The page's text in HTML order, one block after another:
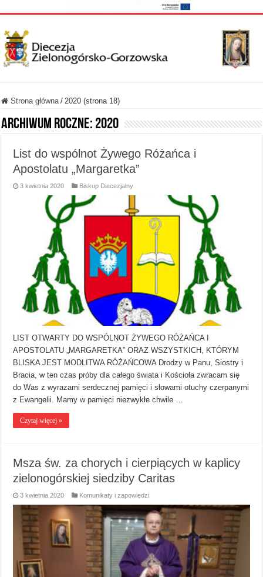
Strona główna / 2020 (strona 18)
Archiwum roczne: 2020
List do wspólnot Żywego Różańca i
Apostolatu „Margaretka”
3 kwietnia 2020 Biskup Diecezjalny
LIST OTWARTY DO WSPÓLNOT ŻYWEGO RÓŻAŃCA I
APOSTOLATU „MARGARETKA” ORAZ WSZYSTKICH, KTÓRYM
BLISKA JEST MODLITWA RÓŻAŃCOWA Drodzy w Panu, Siostry i
Bracia, w ten czas próby dla całego świata i Kościoła zwracam się
do Was z wyrazami serdecznej pamięci i słowami otuchy czerpanymi
z Ewangelii. Mamy w pamięci niezwykłe chwile …
Czytaj więcej »
Msza św. za chorych i cierpiących w kaplicy
zielonogórskiej siedziby Caritas
3 kwietnia 2020 Komunikaty i zapowiedzi